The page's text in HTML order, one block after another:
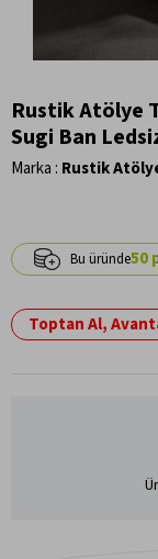
Rustik Atölye
Sugi Ban
Marka : Rustik
50
Toptan Al,